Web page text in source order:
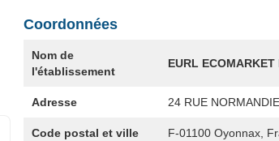
Coordonnées
Nom de
l'établissement
EURL ECOMARKET
Adresse 24 RUE
Code postal et ville F-01100 Oyonnax,